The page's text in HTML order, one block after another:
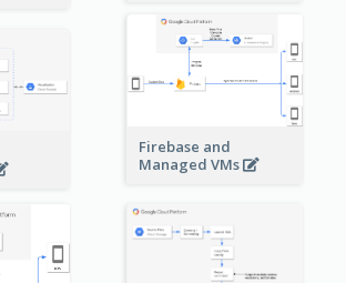
Firebase and
Managed VMs